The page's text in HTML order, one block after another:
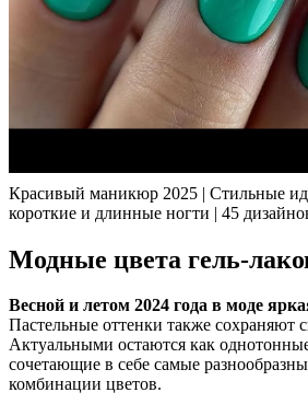
Красивый маникюр 2025 | Стильные
короткие и длинные ногти | 45
Модные цвета гель-
Весной и летом 2024 года в моде
Пастельные оттенки также сохраняют
Актуальными остаются как
сочетающие в себе самые
комбинации цветов.